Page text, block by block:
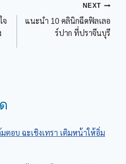
จ
NEXT
แนะนำ 10 คลินิกฉีดฟิลเลอ
ร์ปาก ที่ปราจีนบุรี
ตอบ ฉะเชิงเทรา เติมหน้าให้อิ่ม